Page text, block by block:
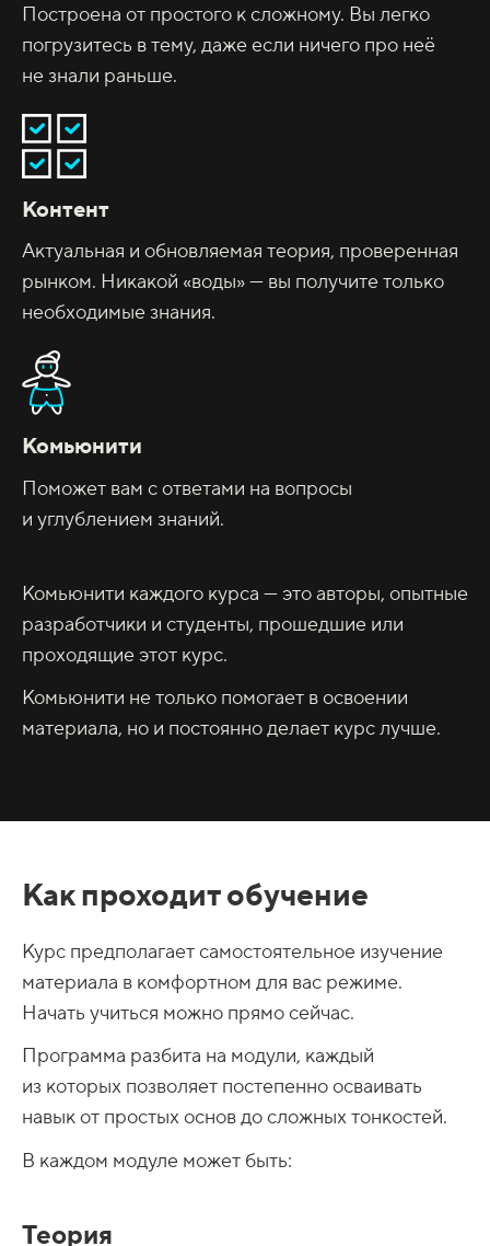
Построена от простого к сложному. Вы легко
погрузитесь в тему, даже если ничего про неё
не знали раньше.
Контент
Актуальная и обновляемая теория, проверенная
рынком. Никакой «воды» — вы получите только
необходимые знания.
Комьюнити
Поможет вам с ответами на вопросы
и углублением знаний.
Комьюнити каждого курса — это авторы, опытные
разработчики и студенты, прошедшие или
проходящие этот курс.
Комьюнити не только помогает в освоении
материала, но и постоянно делает курс лучше.
Как проходит обучение
Курс предполагает самостоятельное изучение
материала в комфортном для вас режиме.
Начать учиться можно прямо сейчас.
Программа разбита на модули, каждый
из которых позволяет постепенно осваивать
навык от простых основ до сложных тонкостей.
В каждом модуле может быть:
Теория